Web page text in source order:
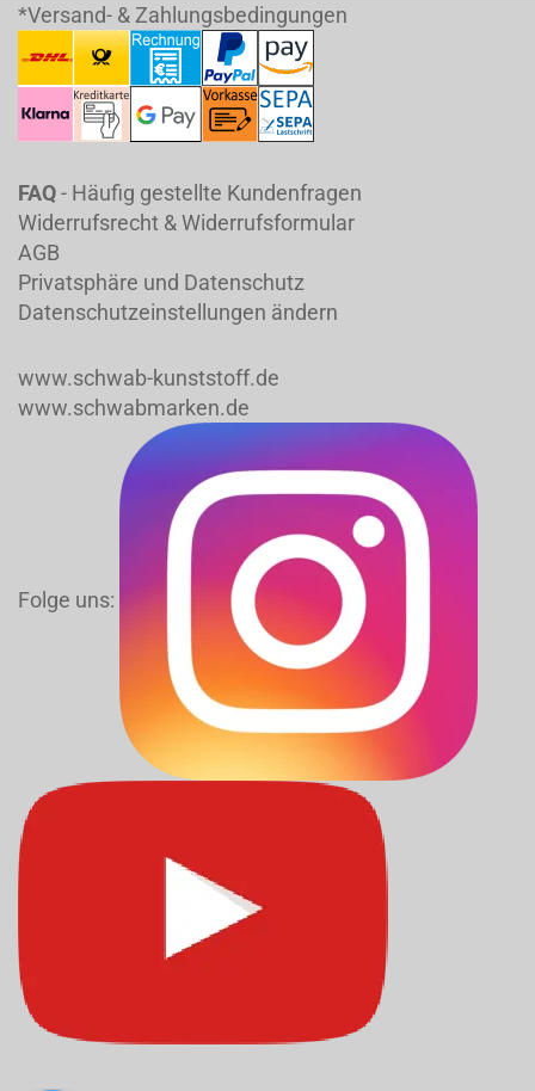
*Versand- & Zahlungsbedingungen
FAQ- Häufig gestellte Kundenfragen
Widerrufsrecht & Widerrufsformular
AGB
Privatsphäre und Datenschutz
Datenschutzeinstellungen ändern
www.schwab-kunststoff.de
www.schwabmarken.de
Folge uns: